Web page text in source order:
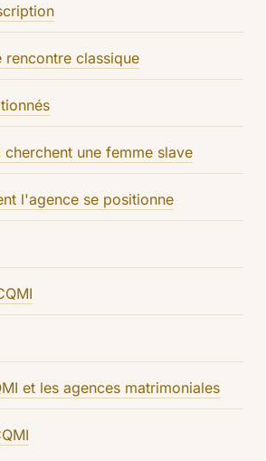
rencontre classique
une femme slave
l'agence se positionne
et les agences matrimoniales